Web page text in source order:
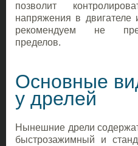
позволит
напряжения в двигателе
рекомендуем не
пределов.
Основные
у дрелей
Нынешние дрели
быстрозажимный и